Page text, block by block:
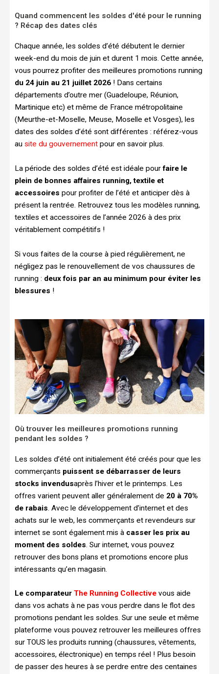
Quand commencent les soldes d'été pour le running
? Récap des dates clés
Chaque année, les soldes d’été débutent le dernier
week-end du mois de juin et durent 1 mois. Cette année,
vous pourrez profiter des meilleures promotions running
du 24 juin au 21 juillet 2026 ! Dans certains
départements d’outre mer (Guadeloupe, Réunion,
Martinique etc) et même de France métropolitaine
(Meurthe-et-Moselle, Meuse, Moselle et Vosges), les
dates des soldes d’été sont différentes : référez-vous
au site du gouvernement pour en savoir plus.
La période des soldes d’été est idéale pourfaire le
plein de bonnes affaires running, textile et
accessoires pour profiter de l’été et anticiper dès à
présent la rentrée. Retrouvez tous les modèles running,
textiles et accessoires de l’année 2026 à des prix
véritablement compétitifs !
Si vous faites de la course à pied régulièrement, ne
négligez pas le renouvellement de vos chaussures de
running : deux fois par an au minimum pour éviter les
blessures !
Où trouver les meilleures promotions running
pendant les soldes ?
Les soldes d’été ont initialement été créés pour que les
commerçants puissent se débarrasser de leurs
stocks invendusaprès l’hiver et le printemps. Les
offres varient peuvent aller généralement de 20 à 70%
de rabais . Avec le développement d’internet et des
achats sur le web, les commerçants et revendeurs sur
internet se sont également mis à casser les prix au
moment des soldes . Sur internet, vous pouvez
retrouver des bons plans et promotions encore plus
intéressants qu’en magasin.
Le comparateur The Running Collective vous aide
dans vos achats à ne pas vous perdre dans le flot des
promotions pendant les soldes. Sur une seule et même
plateforme vous pouvez retrouver les meilleures offres
sur TOUS les produits running (chaussures, vêtements,
accessoires, électronique) en temps réel ! Plus besoin
de passer des heures à se perdre entre des centaines